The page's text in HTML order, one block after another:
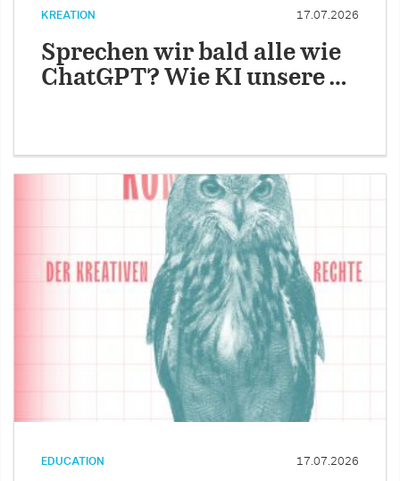
KREATION 17.07.2026
Sprechen wir bald alle wie
ChatGPT? Wie KI unsere …
EDUCATION 17.07.2026